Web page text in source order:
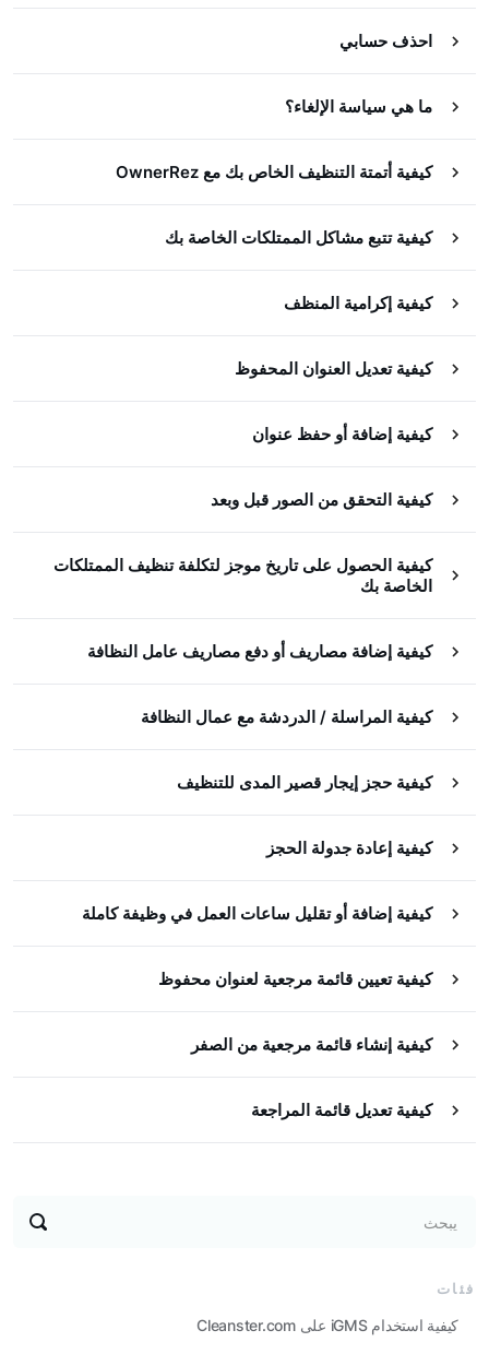
يبحث
فئات
كيفية استخدام iGMS على Cleanster.com
احذف حسابي
ما هي سياسة الإلغاء؟
كيفية أتمتة التنظيف الخاص بك مع OwnerRez
كيفية تتبع مشاكل الممتلكات الخاصة بك
كيفية إكرامية المنظف
كيفية تعديل العنوان المحفوظ
كيفية إضافة أو حفظ عنوان
كيفية التحقق من الصور قبل وبعد
كيفية الحصول على تاريخ موجز لتكلفة تنظيف الممتلكات
الخاصة بك
كيفية إضافة مصاريف أو دفع مصاريف عامل النظافة
كيفية المراسلة / الدردشة مع عمال النظافة
كيفية حجز إيجار قصير المدى للتنظيف
كيفية إعادة جدولة الحجز
كيفية إضافة أو تقليل ساعات العمل في وظيفة كاملة
كيفية تعيين قائمة مرجعية لعنوان محفوظ
كيفية إنشاء قائمة مرجعية من الصفر
كيفية تعديل قائمة المراجعة